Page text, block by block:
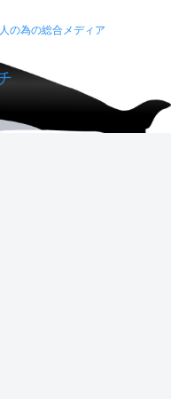
の為の総合メディア